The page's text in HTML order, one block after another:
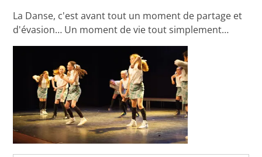
La Danse, c'est avant tout un moment de partage et
d'évasion… Un moment de vie tout simplement…